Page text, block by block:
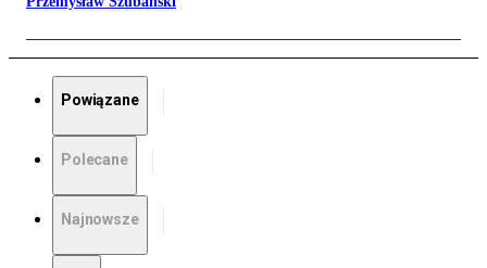
Powiązane
Polecane
Najnowsze